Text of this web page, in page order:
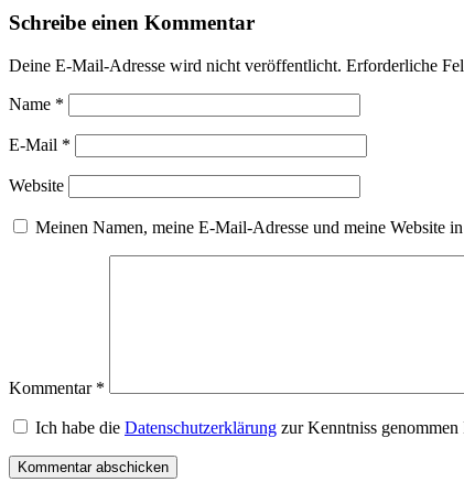
Schreibe einen Kommentar
Deine E-Mail-Adresse wird nicht veröffentlicht. Erforderliche
Name *
E-Mail *
Website
Meinen Namen, meine E-Mail-Adresse und meine Website
Kommentar *
Ich habe die Datenschutzerklärung zur Kenntniss